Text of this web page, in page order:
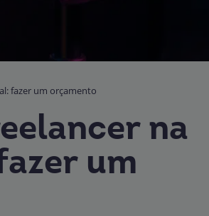
fazer um orçamento
na
um